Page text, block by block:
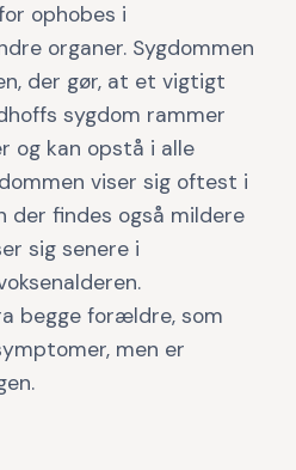
ophobes i
organer. Sygdommen
der gør, at et vigtigt
sygdom rammer
og kan opstå i alle
viser sig oftest i
der findes også mildere
sig senere i
begge forældre, som
men er